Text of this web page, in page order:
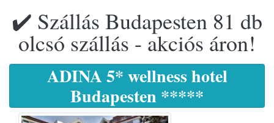
✔️ Szállás Budapesten 81 db
olcsó szállás - akciós áron!
ADINA 5* wellness hotel
Budapesten *****